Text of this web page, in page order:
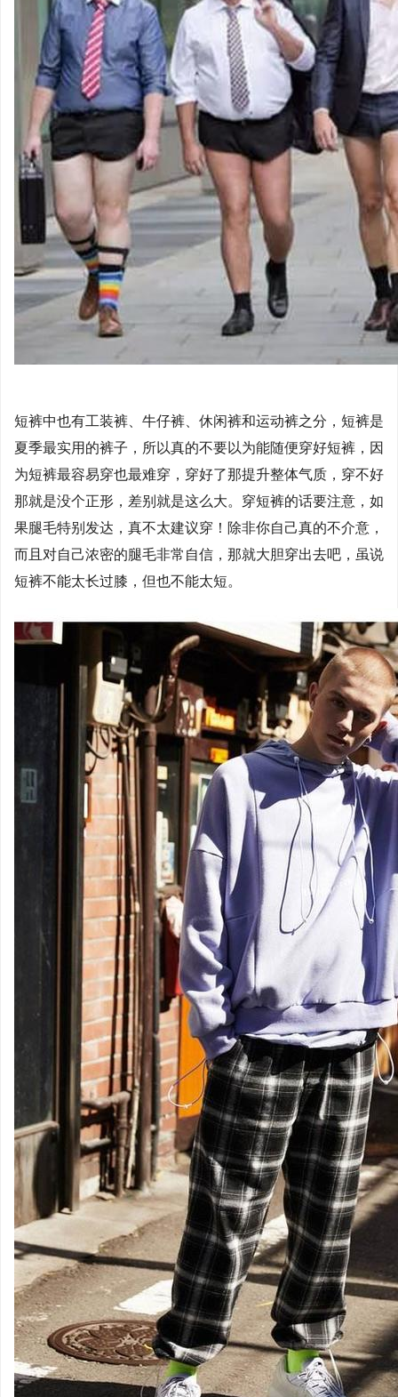
短裤中也有工装裤、牛仔裤、休闲裤和运动裤之分，短裤是
夏季最实用的裤子，所以真的不要以为能随便穿好短裤，因
为短裤最容易穿也最难穿，穿好了那提升整体气质，穿不好
那就是没个正形，差别就是这么大。穿短裤的话要注意，如
果腿毛特别发达，真不太建议穿！除非你自己真的不介意，
而且对自己浓密的腿毛非常自信，那就大胆穿出去吧，虽说
短裤不能太长过膝，但也不能太短。